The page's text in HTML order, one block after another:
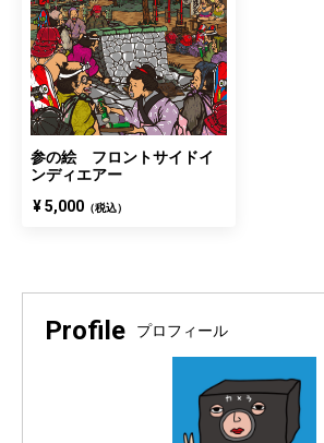
参の絵 フロントサイドイ
ンディエアー
¥ 5,000 （税込）
Profile プロフィール